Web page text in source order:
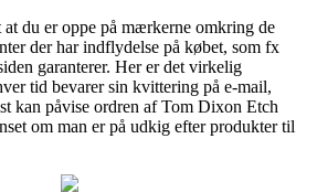
du er oppe på mærkerne omkring de
der har indflydelse på købet, som fx
garanterer. Her er det virkelig
tid bevarer sin kvittering på e-mail,
kan påvise ordren af Tom Dixon Etch
om man er på udkig efter produkter til